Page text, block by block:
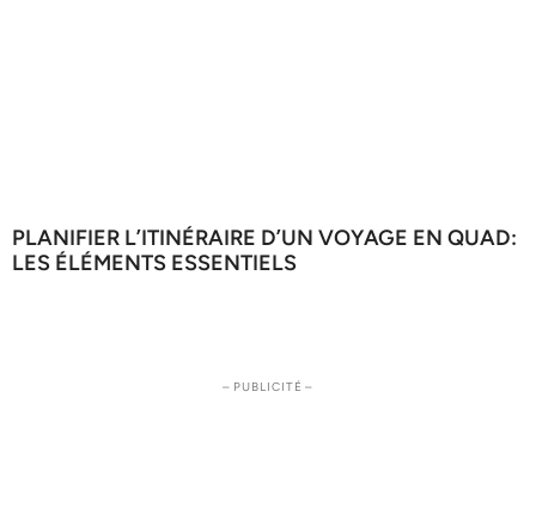
PLANIFIER L’ITINÉRAIRE D’UN VOYAGE EN QUAD:
LES ÉLÉMENTS ESSENTIELS
– PUBLICITÉ –